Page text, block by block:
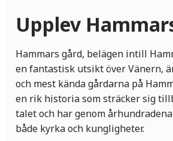
Upplev
Hammars gård, belägen intill
en fantastisk utsikt över Vänern,
och mest kända gårdarna på
en rik historia som sträcker sig
talet och har genom
både kyrka och kungligheter.